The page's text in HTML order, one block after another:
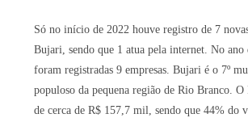
Só no início de 2022 houve registro de 7
Bujari, sendo que 1 atua pela internet. No ano
foram registradas 9 empresas. Bujari é o 7º
populoso da pequena região de Rio Branco. O
de cerca de R$ 157,7 mil, sendo que 44% do